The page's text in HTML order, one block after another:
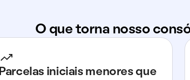
O que torna nosso
Parcelas iniciais menores que